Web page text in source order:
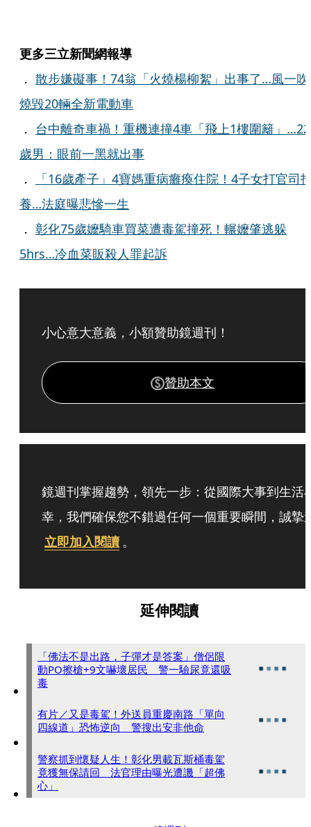
更多三立新聞網報導
． 散步嫌礙事！74翁「火燒楊柳絮」出事了…風一吹
燒毀20輛全新電動車
． 台中離奇車禍！重機連撞4車「飛上1樓圍籬」…22
歲男：眼前一黑就出事
．
「16歲產子」4寶媽重病癱瘓住院！4子女打官司
養…法庭曝悲慘一生
． 彰化75歲嬤騎車買菜遭毒駕撞死！輾嬤肇逃躲
5hrs…冷血菜販殺人罪起訴
小心意大意義，小額贊助鏡週刊！
贊助本文
鏡週刊掌握趨勢，領先一步：從國際大事到生活
幸，我們確保您不錯過任何一個重要瞬間，誠摯
立即加入閱讀 。
延伸閱讀
「佛法不是出路，子彈才是答案」僧侶限
動PO擦槍+9文嚇壞居民 警一驗尿竟還吸
毒
有片／又是毒駕！外送員重慶南路「單向
四線道」恐怖逆向 警搜出安非他命
警察抓到懷疑人生！彰化男載瓦斯桶毒駕
竟獲無保請回 法官理由曝光遭譏「超佛
心」